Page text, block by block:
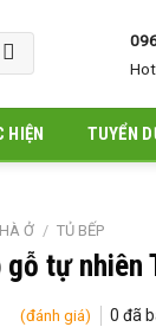
HIỆN TUYỂN
Ở / TỦ BẾP
gỗ tự nhiên
(đánh giá) 0 đã